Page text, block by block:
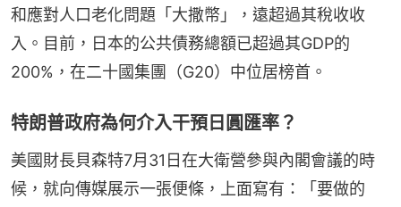
和應對人口老化問題「大撒幣」，遠超過其稅收收
入。目前，日本的公共債務總額已超過其GDP的
200%，在二十國集團（G20）中位居榜首。
特朗普政府為何介入干預日圓匯率？
美國財長貝森特7月31日在大衛營參與內閣會議的時
候，就向傳媒展示一張便條，上面寫有：「要做的